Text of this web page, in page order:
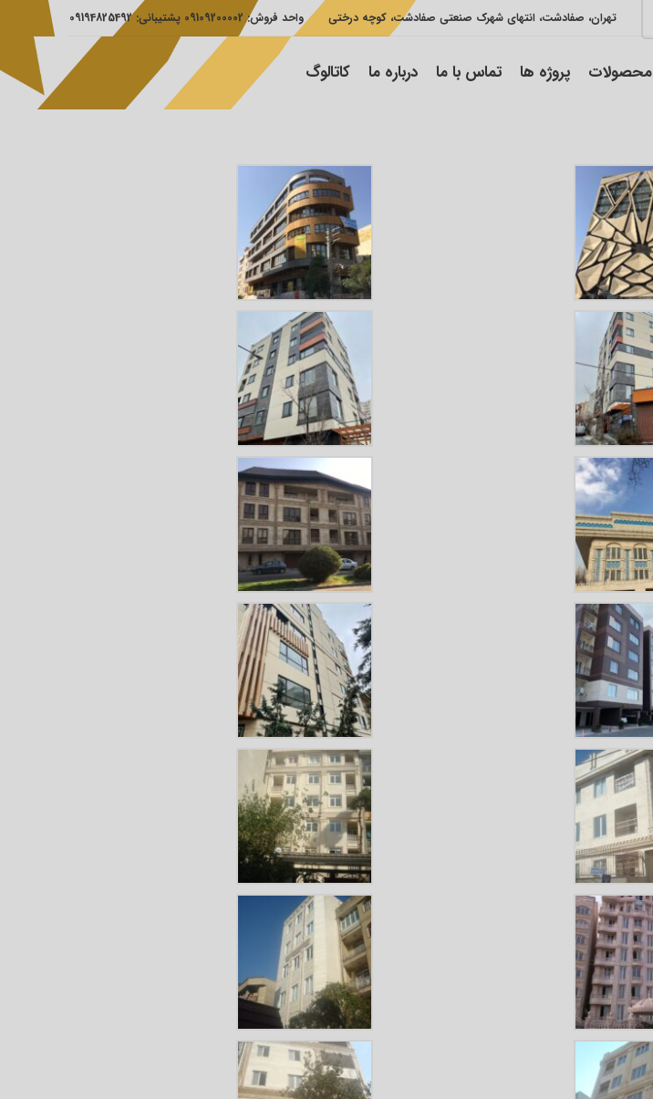
تهران، صفادشت، انتهای شهرک صنعتی صفادشت، کوچه درختی واحد فروش: 09109200002 پشتیبانی: 09194825492
محصولات پروژه ها تماس با ما درباره ما کاتالوگ